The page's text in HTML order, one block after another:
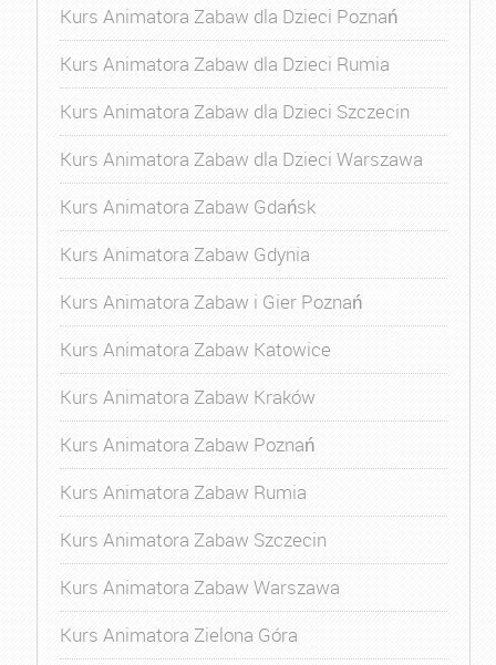
Kurs Animatora Zabaw dla Dzieci Poznań
Kurs Animatora Zabaw dla Dzieci Rumia
Kurs Animatora Zabaw dla Dzieci Szczecin
Kurs Animatora Zabaw dla Dzieci Warszawa
Kurs Animatora Zabaw Gdańsk
Kurs Animatora Zabaw Gdynia
Kurs Animatora Zabaw i Gier Poznań
Kurs Animatora Zabaw Katowice
Kurs Animatora Zabaw Kraków
Kurs Animatora Zabaw Poznań
Kurs Animatora Zabaw Rumia
Kurs Animatora Zabaw Szczecin
Kurs Animatora Zabaw Warszawa
Kurs Animatora Zielona Góra